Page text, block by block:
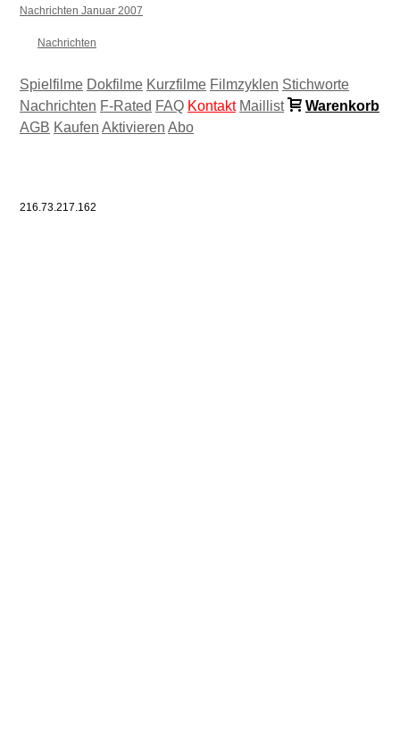
Nachrichten Januar 2007
Nachrichten
Spielfilme Dokfilme Kurzfilme Filmzyklen Stichworte
Nachrichten F-Rated FAQ Kontakt Maillist
Warenkorb
AGB Kaufen Aktivieren Abo
216.73.217.162